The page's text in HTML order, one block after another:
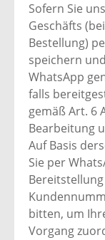
Sofern Sie
Geschäfts
Bestellung)
speichern
WhatsApp
falls
gemäß Art. 6
Bearbeitung
Auf Basis
Sie per
bitten, um
Vorgang